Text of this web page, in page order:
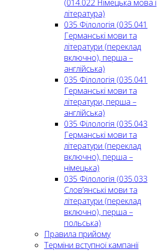
(014.022 Німецька мова і
література)
035 Філологія (035.041
Германські мови та
літератури (переклад
включно), перша –
англійська)
035 Філологія (035.041
Германські мови та
літератури, перша –
англійська)
035 Філологія (035.043
Германські мови та
літератури (переклад
включно), перша –
німецька)
035 Філологія (035.033
Слов’янські мови та
літератури (переклад
включно), перша –
польська)
Правила прийому
Терміни вступної кампанії